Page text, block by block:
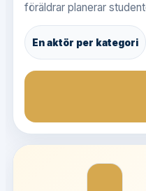
föräldrar planerar
En aktör per kategori